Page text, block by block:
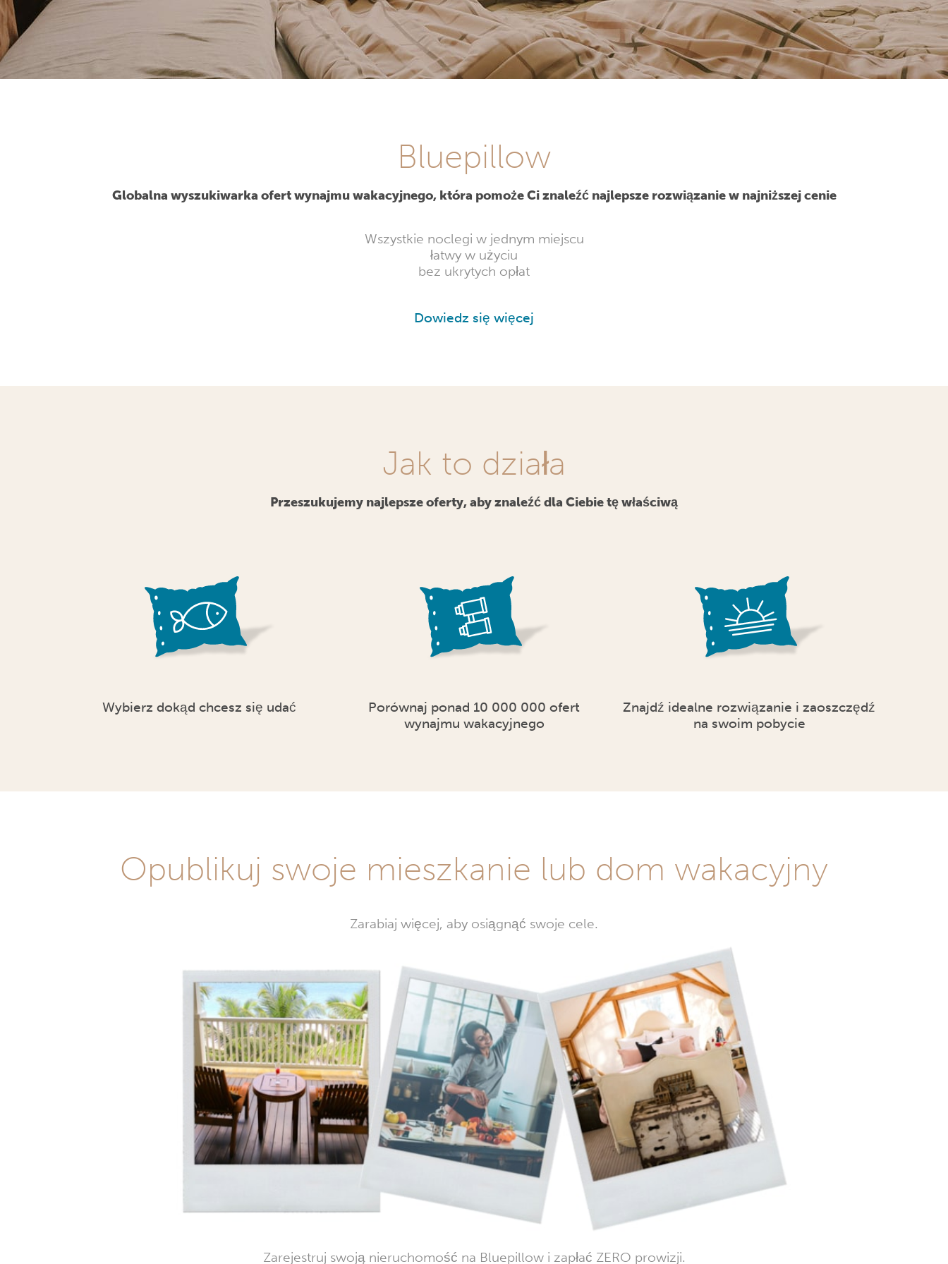
Bluepillow
Globalna wyszukiwarka ofert wynajmu wakacyjnego, która pomoże Ci znaleźć najlepsze rozwiązanie w najniższej cenie
Wszystkie noclegi w jednym miejscu
łatwy w użyciu
bez ukrytych opłat
Dowiedz się więcej
Jak to działa
Przeszukujemy najlepsze oferty, aby znaleźć dla Ciebie tę właściwą
Wybierz dokąd chcesz się udać
Porównaj ponad 10 000 000 ofert
wynajmu wakacyjnego
Znajdź idealne rozwiązanie i zaoszczędź
na swoim pobycie
Opublikuj swoje mieszkanie lub dom wakacyjny
Zarabiaj więcej, aby osiągnąć swoje cele.
Zarejestruj swoją nieruchomość na Bluepillow i zapłać ZERO prowizji.